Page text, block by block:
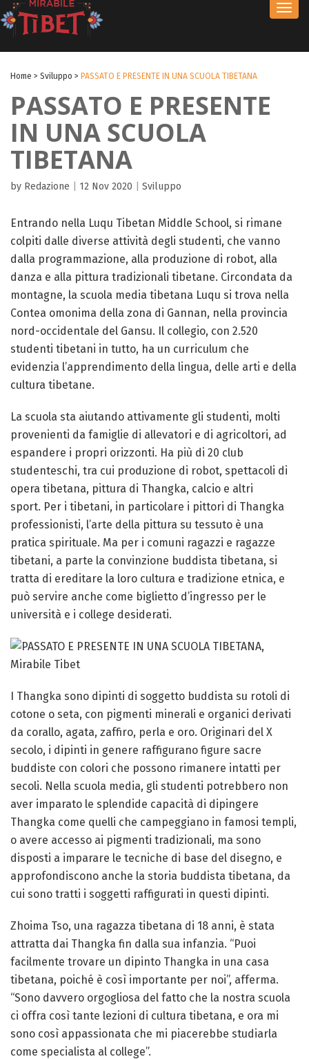
Home > Sviluppo > PASSATO E PRESENTE IN UNA SCUOLA TIBETANA
PASSATO E PRESENTE
IN UNA SCUOLA
TIBETANA
by Redazione 12 Nov 2020 Sviluppo
Entrando nella Luqu Tibetan Middle School, si rimane
colpiti dalle diverse attività degli studenti, che vanno
dalla programmazione, alla produzione di robot, alla
danza e alla pittura tradizionali tibetane. Circondata da
montagne, la scuola media tibetana Luqu si trova nella
Contea omonima della zona di Gannan, nella provincia
nord-occidentale del Gansu. Il collegio, con 2.520
studenti tibetani in tutto, ha un curriculum che
evidenzia l’apprendimento della lingua, delle arti e della
cultura tibetane.
La scuola sta aiutando attivamente gli studenti, molti
provenienti da famiglie di allevatori e di agricoltori, ad
espandere i propri orizzonti. Ha più di 20 club
studenteschi, tra cui produzione di robot, spettacoli di
opera tibetana, pittura di Thangka, calcio e altri
sport. Per i tibetani, in particolare i pittori di Thangka
professionisti, l’arte della pittura su tessuto è una
pratica spirituale. Ma per i comuni ragazzi e ragazze
tibetani, a parte la convinzione buddista tibetana, si
tratta di ereditare la loro cultura e tradizione etnica, e
può servire anche come biglietto d’ingresso per le
università e i college desiderati.
I Thangka sono dipinti di soggetto buddista su rotoli di
cotone o seta, con pigmenti minerali e organici derivati
da corallo, agata, zaffiro, perla e oro. Originari del X
secolo, i dipinti in genere raffigurano figure sacre
buddiste con colori che possono rimanere intatti per
secoli. Nella scuola media, gli studenti potrebbero non
aver imparato le splendide capacità di dipingere
Thangka come quelli che campeggiano in famosi templi,
o avere accesso ai pigmenti tradizionali, ma sono
disposti a imparare le tecniche di base del disegno, e
approfondiscono anche la storia buddista tibetana, da
cui sono tratti i soggetti raffigurati in questi dipinti.
Zhoima Tso, una ragazza tibetana di 18 anni, è stata
attratta dai Thangka fin dalla sua infanzia. “Puoi
facilmente trovare un dipinto Thangka in una casa
tibetana, poiché è così importante per noi”, afferma.
“Sono davvero orgogliosa del fatto che la nostra scuola
ci offra così tante lezioni di cultura tibetana, e ora mi
sono così appassionata che mi piacerebbe studiarla
come specialista al college”.